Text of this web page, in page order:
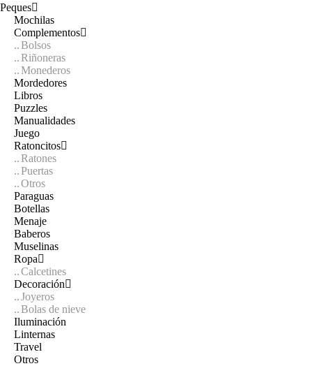
Peques
Mochilas
Complementos
Bolsos
Riñoneras
Monederos
Mordedores
Libros
Puzzles
Manualidades
Juego
Ratoncitos
Ratones
Puertas
Otros
Paraguas
Botellas
Menaje
Baberos
Muselinas
Ropa
Calcetines
Decoración
Joyeros
Bolas de nieve
Iluminación
Linternas
Travel
Otros